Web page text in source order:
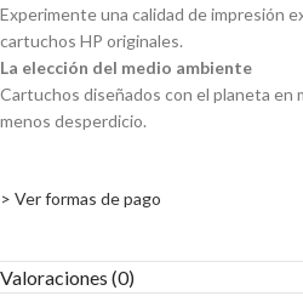
Experimente una calidad de impresión
cartuchos HP originales.
La elección del medio ambiente
Cartuchos diseñados con el planeta en
menos desperdicio.
> Ver formas de pago
Valoraciones (0)